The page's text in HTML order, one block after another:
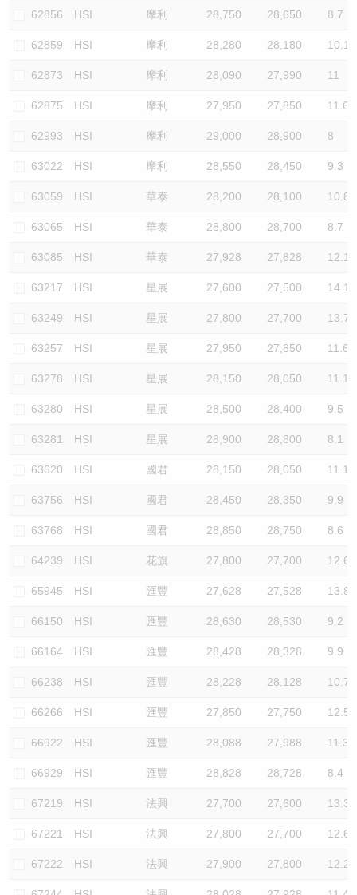
62856 HSI 摩利 28,750 28,650 8.7
62859 HSI 摩利 28,280 28,180 10.1
62873 HSI 摩利 28,090 27,990 11
62875 HSI 摩利 27,950 27,850 11.6
62993 HSI 摩利 29,000 28,900 8
63022 HSI 摩利 28,550 28,450 9.3
63059 HSI 華泰 28,200 28,100 10.8
63065 HSI 華泰 28,800 28,700 8.7
63085 HSI 華泰 27,928 27,828 12.1
63217 HSI 星展 27,600 27,500 14.1
63249 HSI 星展 27,800 27,700 13.7
63257 HSI 星展 27,950 27,850 11.6
63278 HSI 星展 28,150 28,050 11.1
63280 HSI 星展 28,500 28,400 9.5
63281 HSI 星展 28,900 28,800 8.1
63620 HSI 國君 28,150 28,050 11.1
63756 HSI 國君 28,450 28,350 9.9
63768 HSI 國君 28,850 28,750 8.6
64239 HSI 花旗 27,800 27,700 12.6
65945 HSI 匯豐 27,628 27,528 13.8
66150 HSI 匯豐 28,630 28,530 9.2
66164 HSI 匯豐 28,428 28,328 9.9
66238 HSI 匯豐 28,228 28,128 10.7
66266 HSI 匯豐 27,850 27,750 12.5
66922 HSI 匯豐 28,088 27,988 11.3
66929 HSI 匯豐 28,828 28,728 8.4
67219 HSI 法興 27,700 27,600 13.3
67221 HSI 法興 27,800 27,700 12.6
67222 HSI 法興 27,900 27,800 12.2